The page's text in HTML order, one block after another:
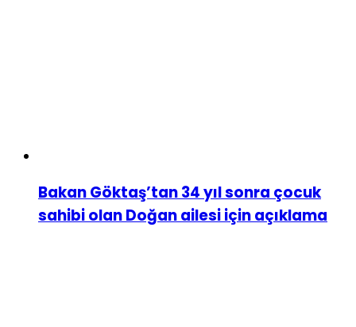
Bakan Göktaş’tan 34 yıl sonra çocuk
sahibi olan Doğan ailesi için açıklama